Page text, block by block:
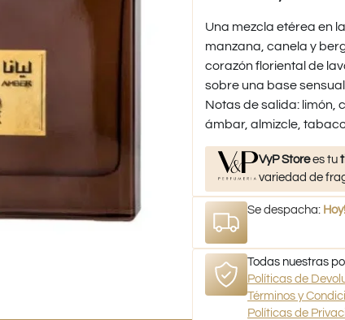
Una mezcla etérea en
manzana, canela y
corazón floriental de
sobre una base
Notas de salida: limón,
ámbar, almizcle,
VyP Storees tu
variedad de
Se despacha: Hoy!
Todas nuestras
Políticas de
Términos y
Políticas de